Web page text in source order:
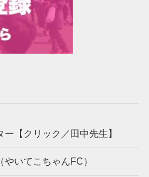
【クリック／田中先生】
いてこちゃんFC）